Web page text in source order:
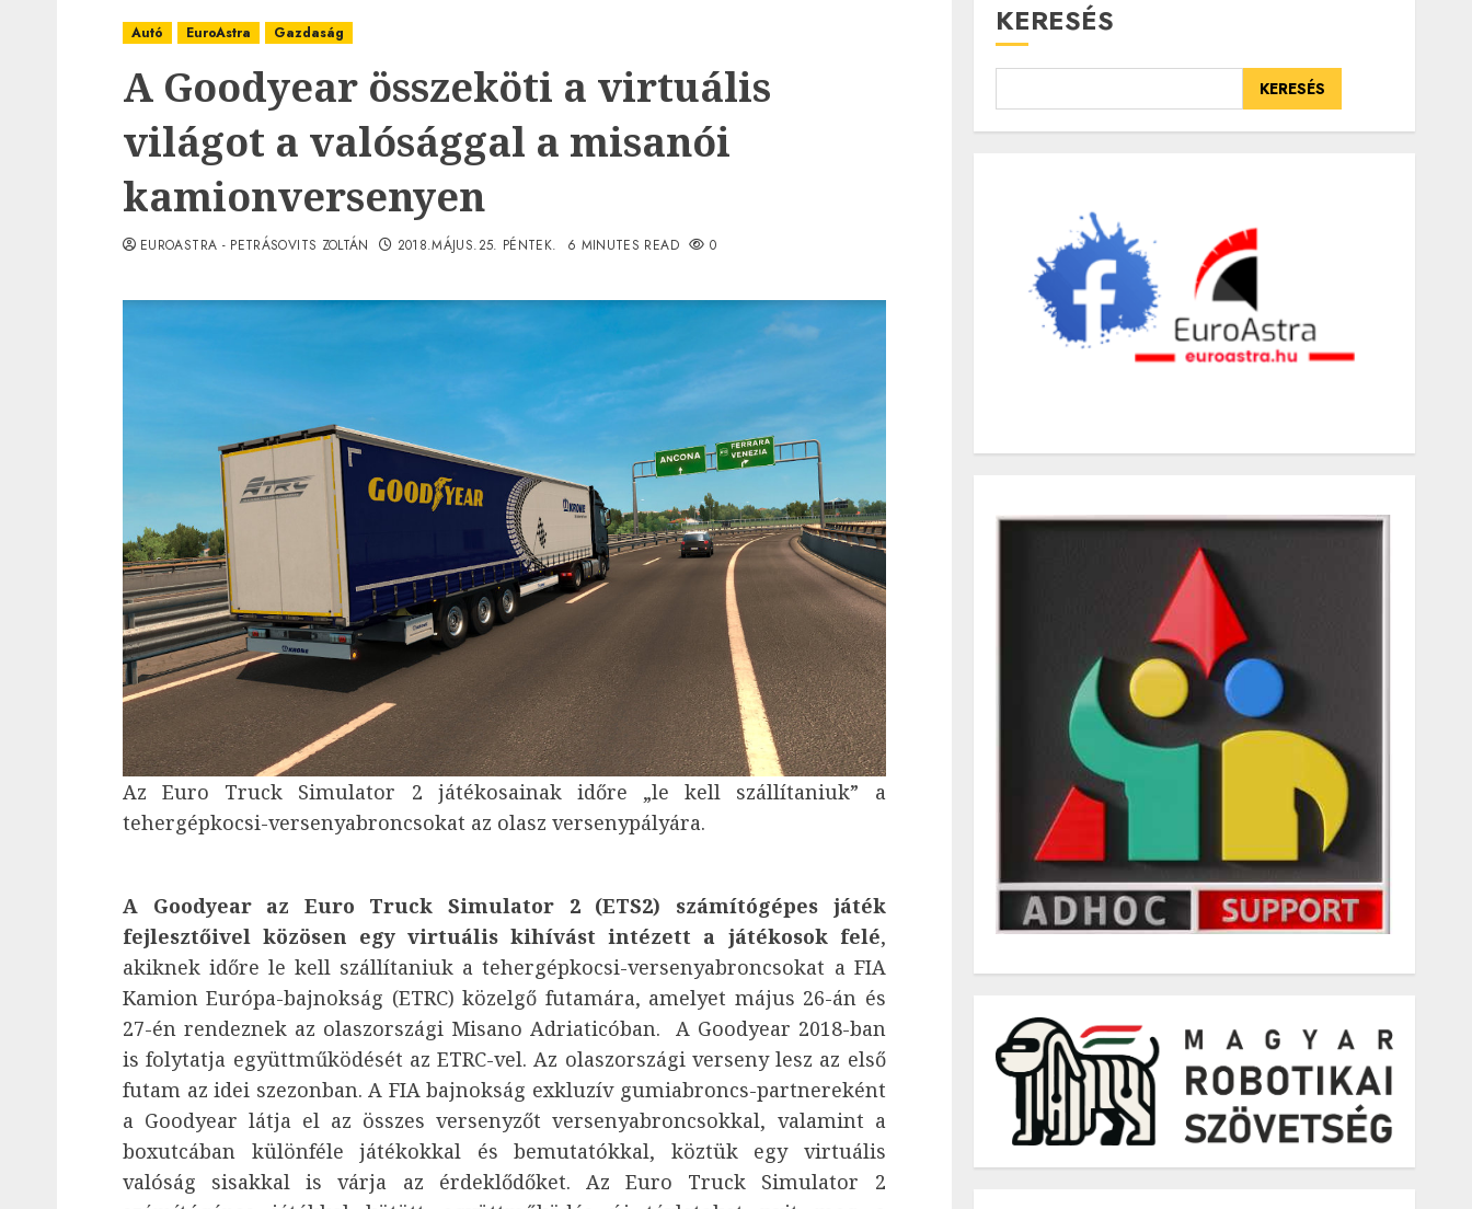
Autó EuroAstra Gazdaság
A Goodyear összeköti a virtuális
világot a valósággal a misanói
kamionversenyen
EUROASTRA - PETRÁSOVITS ZOLTÁN 2018.MÁJUS.25. PÉNTEK. 6 MINUTES READ 0
Az Euro Truck Simulator 2 játékosainak időre „le kell szállítaniuk” a
tehergépkocsi-versenyabroncsokat az olasz versenypályára.
A Goodyear az Euro Truck Simulator 2 (ETS2) számítógépes játék
fejlesztőivel közösen egy virtuális kihívást intézett a játékosok felé,
akiknek időre le kell szállítaniuk a tehergépkocsi-versenyabroncsokat a FIA
Kamion Európa-bajnokság (ETRC) közelgő futamára, amelyet május 26-án és
27-én rendeznek az olaszországi Misano Adriaticóban. A Goodyear 2018-ban
is folytatja együttműködését az ETRC-vel. Az olaszországi verseny lesz az első
futam az idei szezonban. A FIA bajnokság exkluzív gumiabroncs-partnereként
a Goodyear látja el az összes versenyzőt versenyabroncsokkal, valamint a
boxutcában különféle játékokkal és bemutatókkal, köztük egy virtuális
valóság sisakkal is várja az érdeklődőket. Az Euro Truck Simulator 2
KERESÉS
KERESÉS